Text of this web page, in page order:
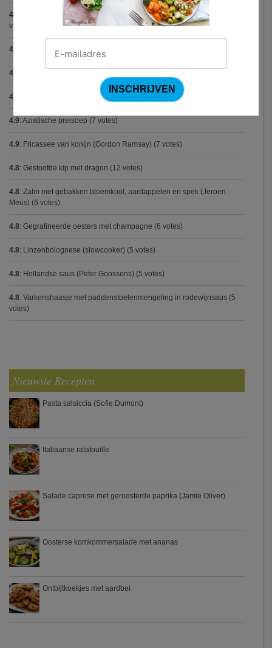
4.9 Aspergepuree met garnalen en zure room (Piet Huysentruyt)
votes)
4.9 Konijn op Italiaanse wijze
4.9
4.9 (8 votes)
4.9: Aziatische preisoep (7 votes)
4.9: Fricassee van konijn (Gordon Ramsay) (7 votes)
4.8: Gestoofde kip met dragon (12 votes)
4.8: Zalm met gebakken bloemkool, aardappelen en spek (Jeroen
Meus) (6 votes)
4.8: Gegratineerde oesters met champagne (6 votes)
4.8: Linzenbolognese (slowcooker) (5 votes)
4.8: Hollandse saus (Peter Goossens) (5 votes)
4.8: Varkenshaasje met paddenstoelenmengeling in rodewijnsaus (5
votes)
Nieuwste Recepten
Pasta salsiccia (Sofie Dumont)
Italiaanse ratatouille
Salade caprese met geroosterde paprika (Jamie Oliver)
Oosterse komkommersalade met ananas
Ontbijtkoekjes met aardbei